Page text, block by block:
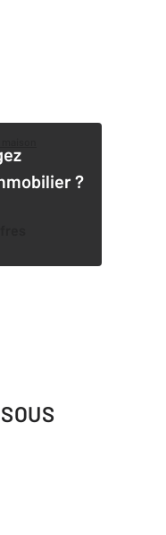
?